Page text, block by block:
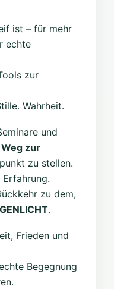
ist – für mehr
echte
zur
Wahrheit.
und
zur
zu stellen.
zu dem,
.
Frieden und
Begegnung